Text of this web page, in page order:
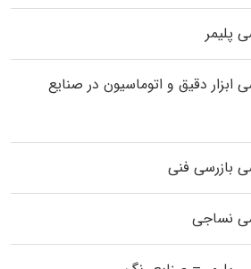
پلیمر
ابزار دقیق و اتوماسیون در صنایع
بازرسی فنی
نساجی